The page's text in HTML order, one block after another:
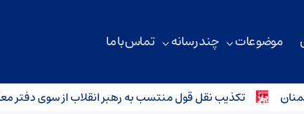
موضوعات چند رسانه تماس با ما
تکذیب نقل قول منتسب به رهبر انقلاب از سوی دفتر معظم‌له